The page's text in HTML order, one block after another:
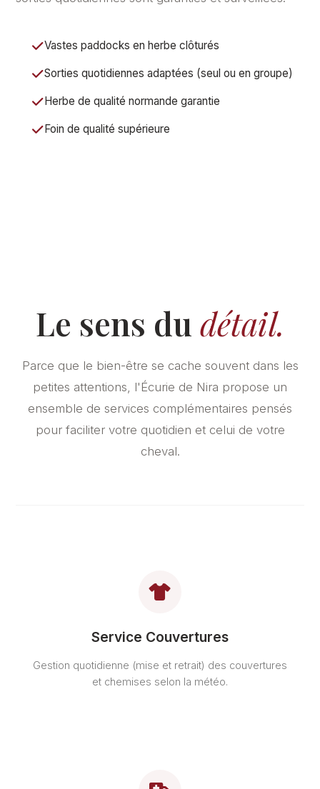
Vastes paddocks en herbe clôturés
Sorties quotidiennes adaptées (seul ou en groupe)
Herbe de qualité normande garantie
Foin de qualité supérieure
Le sens du détail.
Parce que le bien-être se cache souvent dans les
petites attentions, l'Écurie de Nira propose un
ensemble de services complémentaires pensés
pour faciliter votre quotidien et celui de votre
cheval.
Service Couvertures
Gestion quotidienne (mise et retrait) des couvertures
et chemises selon la météo.